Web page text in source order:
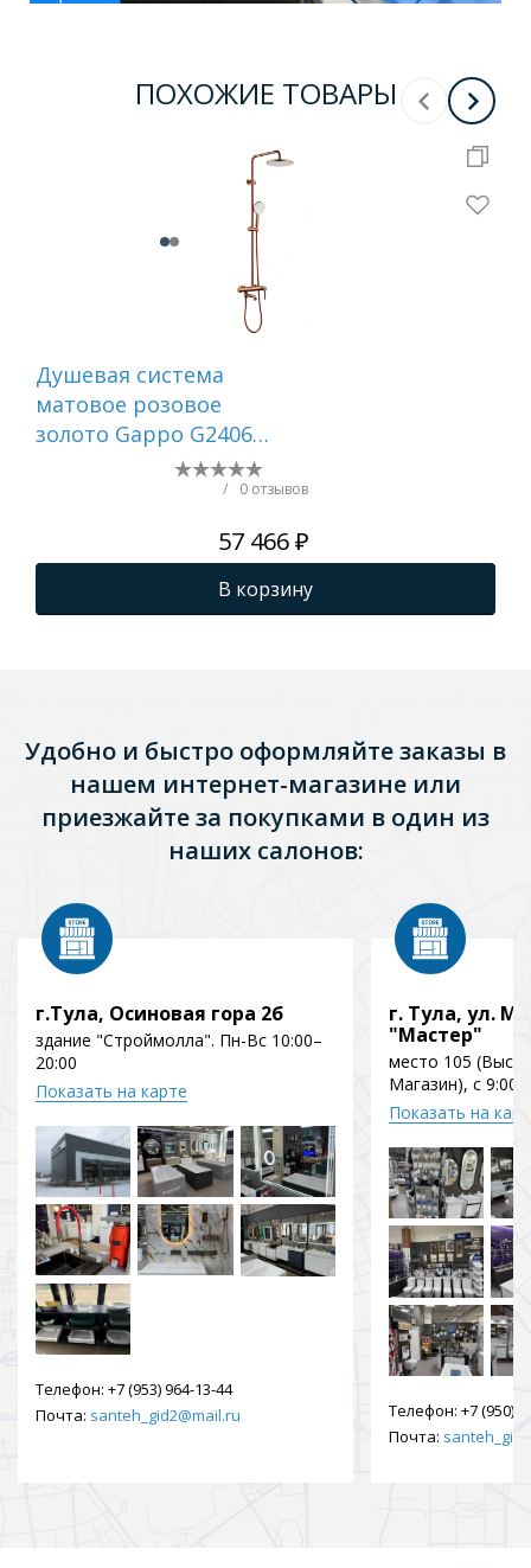
ПОХОЖИЕ ТОВАРЫ
Душевая система
матовое розовое
золото Gappo G2406-
/ 0 отзывов
57 466 ₽
В корзину
Удобно и быстро оформляйте заказы в
нашем интернет-магазине или
приезжайте за покупками в один из
наших салонов:
г.Тула, Осиновая гора 2б
здание "Строймолла". Пн-Вс 10:00–
20:00
Показать на карте
Телефон: +7 (953) 964-13-44
Почта: santeh_gid2@mail.ru
г. Тула, ул.
"Мастер"
место 105
Магазин), с 9:00
Показать на
Телефон: +7 (950)
Почта: